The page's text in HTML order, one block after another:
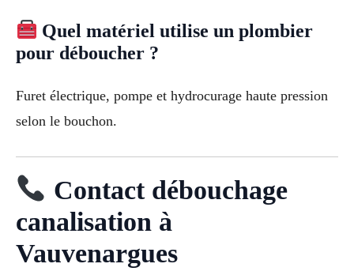
Quel matériel utilise un plombier
pour déboucher ?
Furet électrique, pompe et hydrocurage haute pression
selon le bouchon.
Contact débouchage
canalisation à
Vauvenargues